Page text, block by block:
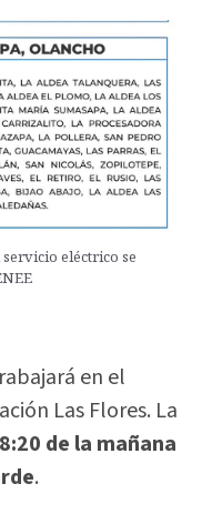
eléctrico se
en el
Las Flores. La
8:20 de la mañana
.